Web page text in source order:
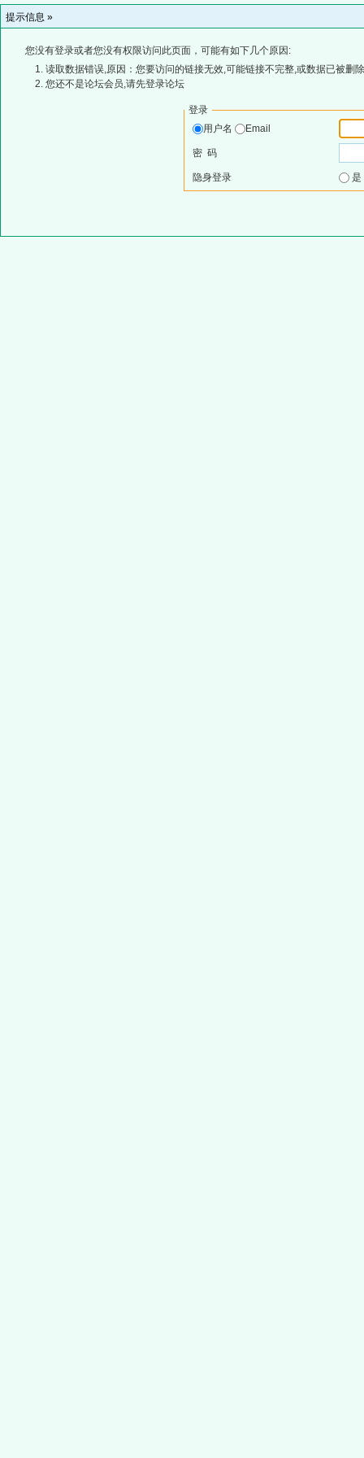
提示信息 »
您没有登录或者您没有权限访问此页面，可能有如下几个原因:
读取数据错误,原因：您要访问的链接无效,可能链接不完整,或数据已被删
您还不是论坛会员,请先登录论坛
登录
用户名
Email
密 码
隐身登录